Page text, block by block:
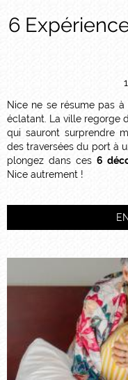
6
Nice ne se résume pas à
éclatant. La ville regorge
qui sauront surprendre
des traversées du port à
plongez dans ces6
Nice autrement !